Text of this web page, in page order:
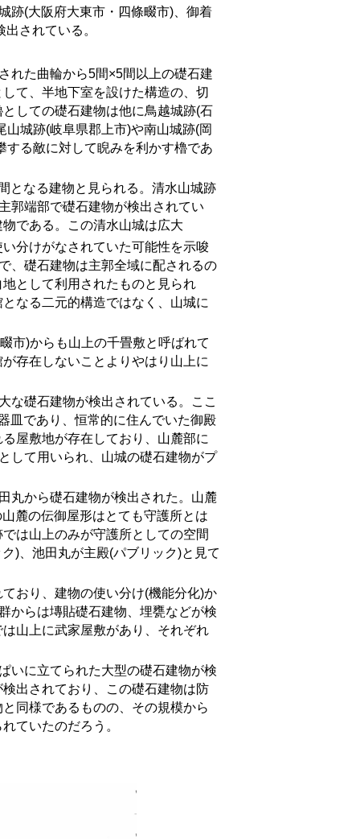
跡(大阪府大東市・四條畷市)、御着
されている。
れた曲輪から5間×5間以上の礎石建
て、半地下室を設けた構造の、切
しての礎石建物は他に鳥越城跡(石
城跡(岐阜県郡上市)や南山城跡(岡
る敵に対して睨みを利かす櫓であ
となる建物と見られる。清水山城跡
郭端部で礎石建物が検出されてい
である。この清水山城は広大
分けがなされていた可能性を示唆
、礎石建物は主郭全域に配されるの
として利用されたものと見られ
なる二元的構造ではなく、山城に
市)からも山上の千畳敷と呼ばれて
存在しないことよりやはり山上に
な礎石建物が検出されている。ここ
皿であり、恒常的に住んでいた御殿
屋敷地が存在しており、山麓部に
して用いられ、山城の礎石建物がプ
丸から礎石建物が検出された。山麓
麓の伝御屋形はとても守護所とは
は山上のみが守護所としての空間
)、池田丸が主殿(パブリック)と見て
おり、建物の使い分け(機能分化)か
からは塼貼礎石建物、埋甕などが検
山上に武家屋敷があり、それぞれ
に立てられた大型の礎石建物が検
出されており、この礎石建物は防
同様であるものの、その規模から
ていたのだろう。